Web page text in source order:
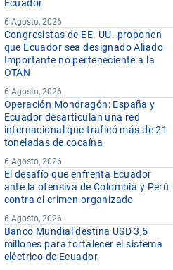
Ecuador
6 Agosto, 2026
Congresistas de EE. UU. proponen
que Ecuador sea designado Aliado
Importante no perteneciente a la
OTAN
6 Agosto, 2026
Operación Mondragón: España y
Ecuador desarticulan una red
internacional que traficó más de 21
toneladas de cocaína
6 Agosto, 2026
El desafío que enfrenta Ecuador
ante la ofensiva de Colombia y Perú
contra el crimen organizado
6 Agosto, 2026
Banco Mundial destina USD 3,5
millones para fortalecer el sistema
eléctrico de Ecuador